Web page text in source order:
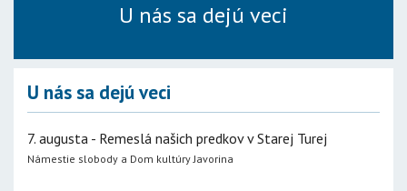
U nás sa dejú veci
U nás sa dejú veci
7. augusta - Remeslá našich predkov v Starej Turej
Námestie slobody a Dom kultúry Javorina